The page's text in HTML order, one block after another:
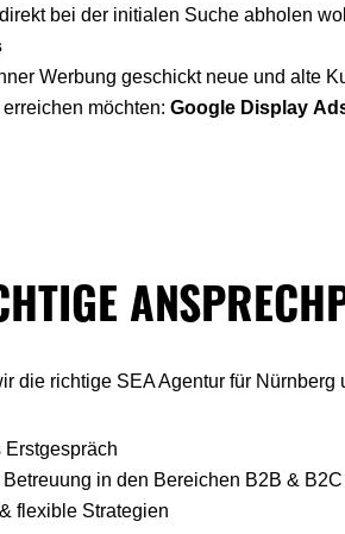
bei der initialen Suche abholen
Werbung geschickt neue und alte
möchten: Google Display
die richtige SEA Agentur für Nürnberg
Erstgespräch
Betreuung in den Bereichen B2B & B2C
flexible Strategien